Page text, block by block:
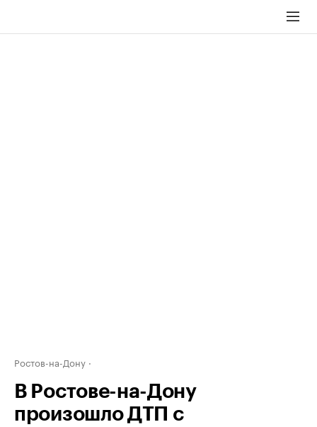
Ростов-на-Дону
В Ростове-на-Дону
произошло ДТП с